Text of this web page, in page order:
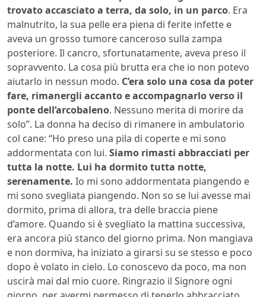
trovato accasciato a terra, da solo, in un parco. Era
malnutrito, la sua pelle era piena di ferite infette e
aveva un grosso tumore canceroso sulla zampa
posteriore. Il cancro, sfortunatamente, aveva preso il
sopravvento. La cosa più brutta era che io non potevo
aiutarlo in nessun modo. C’era solo una cosa da poter
fare, rimanergli accanto e accompagnarlo verso il
ponte dell’arcobaleno. Nessuno merita di morire da
solo”. La donna ha deciso di rimanere in ambulatorio
col cane: “Ho preso una pila di coperte e mi sono
addormentata con lui. Siamo rimasti abbracciati per
tutta la notte. Lui ha dormito tutta notte,
serenamente. Io mi sono addormentata piangendo e
mi sono svegliata piangendo. Non so se lui avesse mai
dormito, prima di allora, tra delle braccia piene
d’amore. Quando si è svegliato la mattina successiva,
era ancora più stanco del giorno prima. Non mangiava
e non dormiva, ha iniziato a girarsi su se stesso e poco
dopo è volato in cielo. Lo conoscevo da poco, ma non
uscirà mai dal mio cuore. Ringrazio il Signore ogni